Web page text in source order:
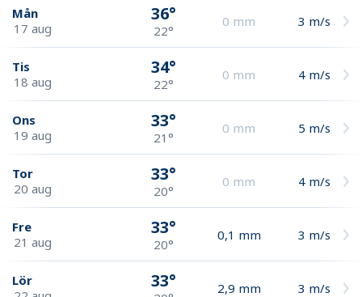
Mån
17 aug
36°
22°
0 mm 3 m/s
Tis
18 aug
34°
22°
0 mm 4 m/s
Ons
19 aug
33°
21°
0 mm 5 m/s
Tor
20 aug
33°
20°
0 mm 4 m/s
Fre
21 aug
33°
20°
0,1 mm 3 m/s
Lör
33° 2,9 mm 3 m/s